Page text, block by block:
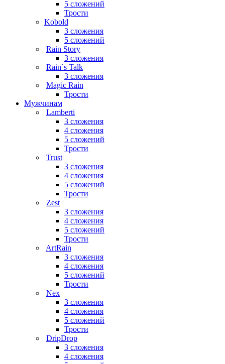
5 сложений
Трости
Kobold
3 сложения
5 сложений
Rain Story
3 сложения
Rain`s Talk
3 сложения
Magic Rain
Трости
Мужчинам
Lamberti
3 сложения
4 сложения
5 сложений
Трости
Trust
3 сложения
4 сложения
5 сложений
Трости
Zest
3 сложения
4 сложения
5 сложений
Трости
ArtRain
3 сложения
4 сложения
5 сложений
Трости
Nex
3 сложения
4 сложения
5 сложений
Трости
DripDrop
3 сложения
4 сложения